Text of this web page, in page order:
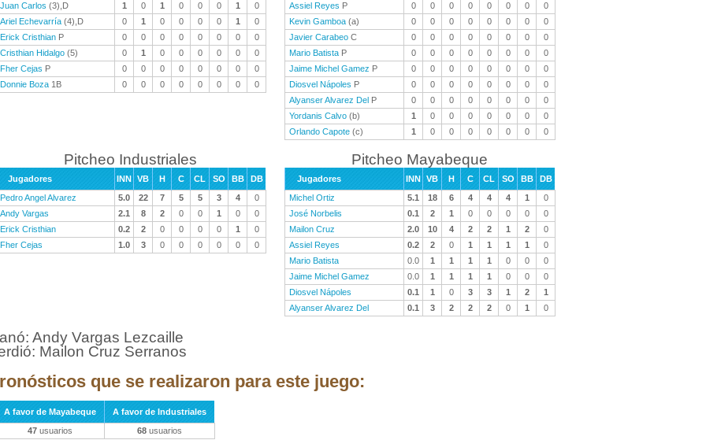
Juan Carlos (3),D 1 0 1 0 0 0 1
0
Ariel Echevarría (4),D 0 1 0 0 0 0 1
0
Erick Cristhian P 0 0 0 0 0 0 0
0
Cristhian Hidalgo (5) 0 1 0 0 0 0 0
0
Fher Cejas P 0 0 0 0 0 0 0
0
Donnie Boza 1B 0 0 0 0 0 0 0 0
Assiel Reyes P 0 0 0 0 0 0 0
0
Kevin Gamboa (a) 0 0 0 0 0 0 0
0
Javier Carabeo C 0 0 0 0 0 0 0
0
Mario Batista P 0 0 0 0 0 0 0
0
Jaime Michel Gamez P 0 0 0 0 0 0 0
0
Diosvel Nápoles P 0 0 0 0 0 0 0
0
Alyanser Alvarez Del P 0 0 0 0 0 0 0
0
Yordanis Calvo (b) 1 0 0 0 0 0 0
0
Orlando Capote (c) 1 0 0 0 0 0 0 0
Pitcheo Industriales
Jugadores INN VB H C CL SO BB
DB
Pedro Angel Alvarez
5.0 22 7 5 5 3 4
0
Andy Vargas
2.1 8 2 0 0 1 0
0
Erick Cristhian
0.2 2 0 0 0 0 1
0
Fher Cejas
1.0 3 0 0 0 0 0 0
Pitcheo Mayabeque
Jugadores INN VB H C CL SO BB
DB
Michel Ortiz
5.1 18 6 4 4 4 1
0
José Norbelis
0.1 2 1 0 0 0 0
0
Mailon Cruz
2.0 10 4 2 2 1 2
0
Assiel Reyes
0.2 2 0 1 1 1 1
0
Mario Batista
0.0 1 1 1 1 0 0
0
Jaime Michel Gamez
0.0 1 1 1 1 0 0
0
Diosvel Nápoles
0.1 1 0 3 3 1 2
1
Alyanser Alvarez Del
0.1 3 2 2 2 0 1 0
Andy Vargas Lezcaille
Mailon Cruz Serranos
que se realizaron para este juego:
A favor de Mayabeque
A favor de Industriales
47 usuarios 68 usuarios